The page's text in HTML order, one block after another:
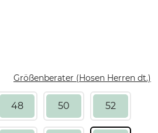
Größenberater (Hosen Herren dt.)
48 50 52